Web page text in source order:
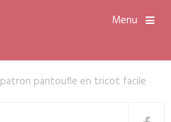
Menu
patron pantoufle en tricot facile